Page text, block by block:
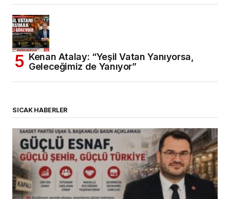
Kenan Atalay: “Yeşil Vatan Yanıyorsa,
Geleceğimiz de Yanıyor”
SICAK HABERLER